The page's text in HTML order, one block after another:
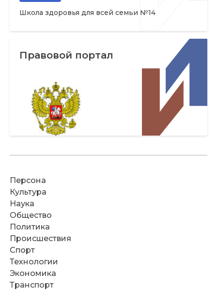
Школа здоровья для всей семьи №14
Правовой портал
Персона
Культура
Наука
Общество
Политика
Происшествия
Спорт
Технологии
Экономика
Транспорт